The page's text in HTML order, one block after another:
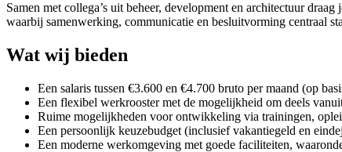
Samen met collega’s uit beheer, development en architectuur
waarbij samenwerking, communicatie en besluitvorming centraal
Wat wij bieden
Een salaris tussen €3.600 en €4.700 bruto per maand (op
Een flexibel werkrooster met de mogelijkheid om deels
Ruime mogelijkheden voor ontwikkeling via trainingen,
Een persoonlijk keuzebudget (inclusief vakantiegeld en
Een moderne werkomgeving met goede faciliteiten,